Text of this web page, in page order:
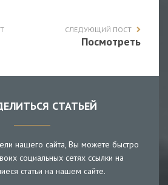
СЛЕДУЮЩИЙ ПОСТ
Посмотреть
СТАТЬЕЙ
нашего сайта, Вы можете быстро
социальных сетях ссылки на
статьи на нашем сайте.